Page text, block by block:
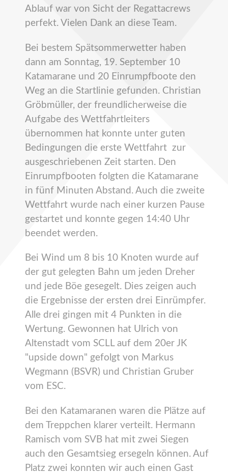
Ablauf war von Sicht der Regattacrews
perfekt. Vielen Dank an diese Team.
Bei bestem Spätsommerwetter haben
dann am Sonntag, 19. September 10
Katamarane und 20 Einrumpfboote den
Weg an die Startlinie gefunden. Christian
Gröbmüller, der freundlicherweise die
Aufgabe des Wettfahrtleiters
übernommen hat konnte unter guten
Bedingungen die erste Wettfahrt zur
ausgeschriebenen Zeit starten. Den
Einrumpfbooten folgten die Katamarane
in fünf Minuten Abstand. Auch die zweite
Wettfahrt wurde nach einer kurzen Pause
gestartet und konnte gegen 14:40 Uhr
beendet werden.
Bei Wind um 8 bis 10 Knoten wurde auf
der gut gelegten Bahn um jeden Dreher
und jede Böe gesegelt. Dies zeigen auch
die Ergebnisse der ersten drei Einrümpfer.
Alle drei gingen mit 4 Punkten in die
Wertung. Gewonnen hat Ulrich von
Altenstadt vom SCLL auf dem 20er JK
"upside down" gefolgt von Markus
Wegmann (BSVR) und Christian Gruber
vom ESC.
Bei den Katamaranen waren die Plätze auf
dem Treppchen klarer verteilt. Hermann
Ramisch vom SVB hat mit zwei Siegen
auch den Gesamtsieg ersegeln können. Auf
Platz zwei konnten wir auch einen Gast